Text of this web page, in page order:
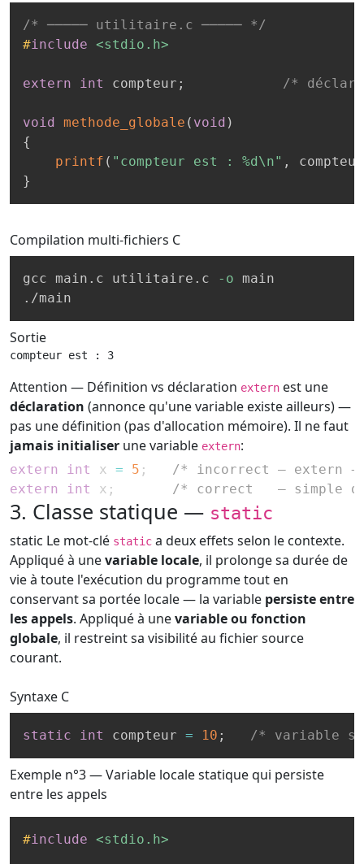
/* ───── utilitaire.c ───── */
#include <stdio.h>
extern int compteur ; /*
void methode_globale ( void )
{
printf ( "compteur est : %d\n" ,
compteur
}
Compilation multi-fichiers C
gcc main.c utilitaire.c -o main
./main
Sortie
compteur est : 3
Attention — Définition vs déclaration extern est une
déclaration (annonce qu'une variable existe ailleurs) —
pas une définition (pas d'allocation mémoire). Il ne faut
jamais initialiser une variable extern:
extern int x = 5 ;
/* incorrect — extern
extern
int x ; /* correct   — simple
3. Classe statique — static
static Le mot-clé static a deux effets selon le contexte.
Appliqué à unevariable locale, il prolonge sa durée de
vie à toute l'exécution du programme tout en
conservant sa portée locale — la variable persiste entre
les appels. Appliqué à unevariable ou fonction
globale, il restreint sa visibilité au fichier source
courant.
Syntaxe C
static int compteur = 10 ; /* variable
Exemple n°3 — Variable locale statique qui persiste
entre les appels
#include <stdio.h>